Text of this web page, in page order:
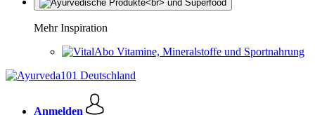
Mehr Inspiration
Vitamine, Mineralstoffe und Sportnahrung
Anmelden